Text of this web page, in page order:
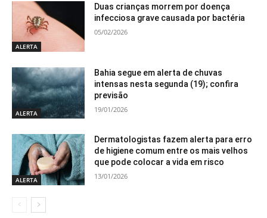
ALERTA
Duas crianças morrem por doença
infecciosa grave causada por bactéria
05/02/2026
ALERTA
Bahia segue em alerta de chuvas
intensas nesta segunda (19); confira
previsão
19/01/2026
ALERTA
Dermatologistas fazem alerta para erro
de higiene comum entre os mais velhos
que pode colocar a vida em risco
13/01/2026